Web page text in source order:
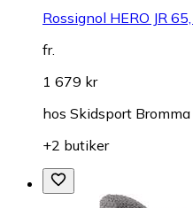
Rossignol HERO JR
fr.
1 679 kr
hos Skidsport Bromma
+2 butiker